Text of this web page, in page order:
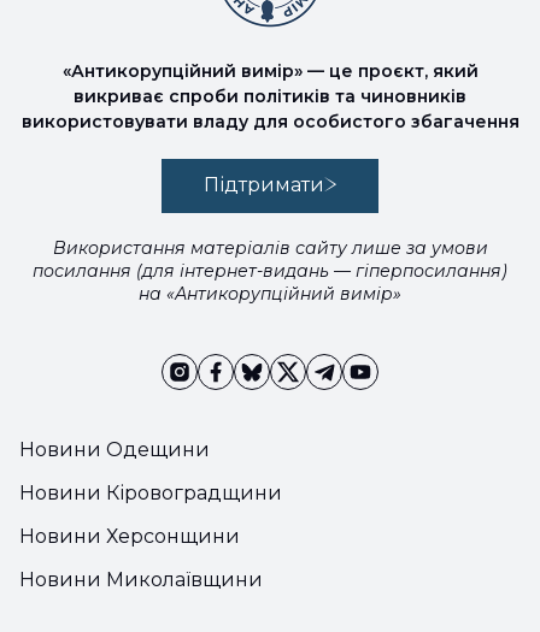
Новини Одещини
Новини Кіровоградщини
Новини Херсонщини
Новини Миколаївщини
«Антикорупційний вимір» — це проєкт, який
викриває спроби політиків та чиновників
використовувати владу для особистого збагачення
Підтримати
Використання матеріалів сайту лише за умови
посилання (для інтернет-видань — гіперпосилання)
на «Антикорупційний вимір»